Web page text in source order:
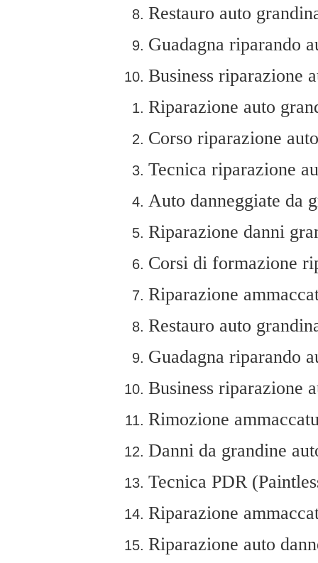
Restauro auto
Guadagna riparando
Business riparazione
Riparazione auto
Corso riparazione
Tecnica riparazione
Auto danneggiate da
Riparazione danni
Corsi di formazione
Riparazione
Restauro auto
Guadagna riparando
Business riparazione
Rimozione
Danni da grandine
Tecnica PDR
Riparazione
Riparazione auto